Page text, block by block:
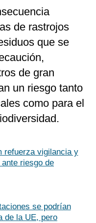
de rastrojos
que se
de gran
un riesgo tanto
como para el
refuerza vigilancia y
riesgo de
se podrían
de la UE, pero